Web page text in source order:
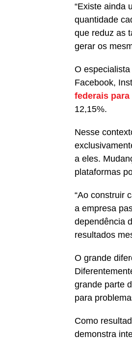
“Existe ainda
quantidade
que reduz as
gerar os
O
Facebook,
federais
12,15%.
Nesse
a eles.
plataformas
“Ao construir
a empresa
dependência
resultados
O grande
grande parte
para
Como
demonstra